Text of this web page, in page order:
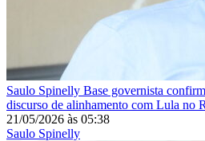
Saulo Spinelly Base governista
discurso de alinhamento com Lula no
21/05/2026 às 05:38
Saulo Spinelly